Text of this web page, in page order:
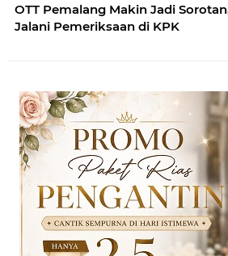
OTT Pemalang Makin Jadi
Jalani Pemeriksaan di KPK